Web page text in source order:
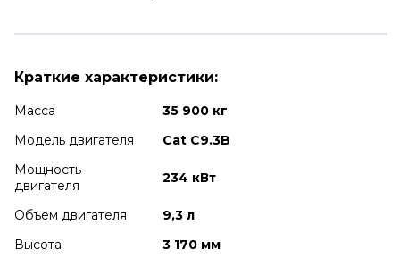
Краткие характеристики:
Масса
35 900 кг
Модель двигателя
Cat C9.3B
Мощность
двигателя
234 кВт
Объем двигателя
9,3 л
Высота
3 170 мм